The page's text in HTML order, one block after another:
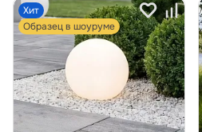
Хит
Образец в шоуруме